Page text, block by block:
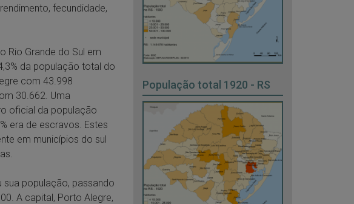
fecundidade,
Rio Grande do Sul em
da população total do
com 43.998
30.662. Uma
oficial da população
era de escravos. Estes
em municípios do sul
sua população, passando
A capital, Porto Alegre,
População total 1920 - RS